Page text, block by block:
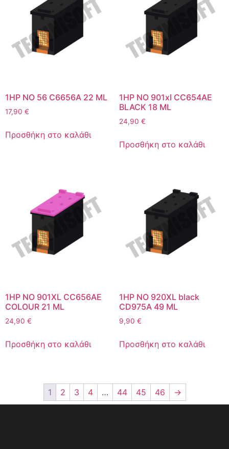
1HP NO 56 C6656A 22 ML
17,90 €
Προσθήκη στο καλάθι
1HP NO 901xl CC654AE
BLACK 18 ML
24,90 €
Προσθήκη στο καλάθι
1HP NO 901XL CC656AE
COLOUR 21 ML
24,90 €
Προσθήκη στο καλάθι
1HP NO 920XL black
CD975A 49 ML
9,90 €
Προσθήκη στο καλάθι
1 2 3 4 … 44 45 46 →